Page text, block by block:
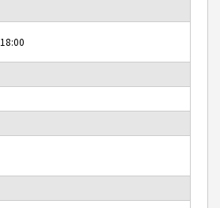
18:00